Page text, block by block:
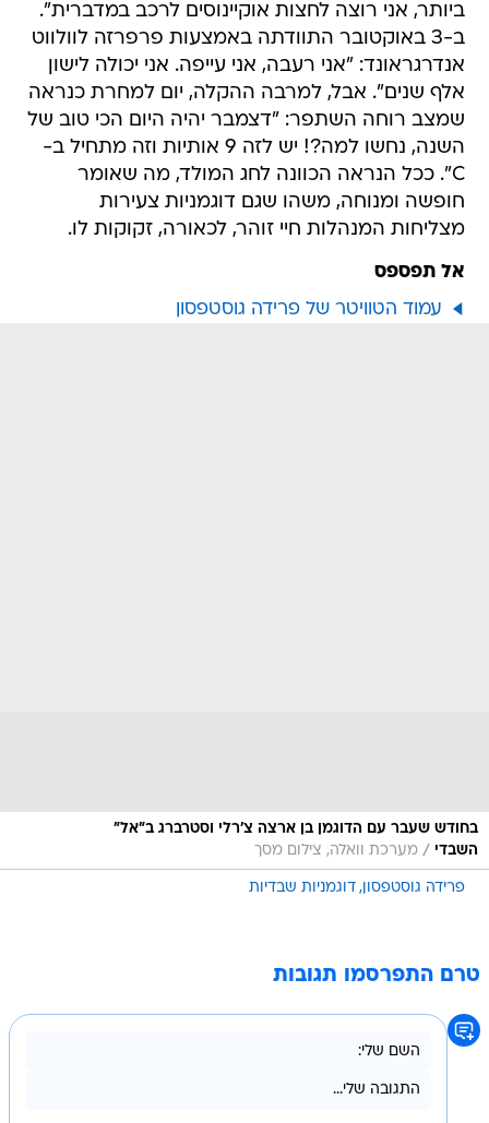
ביותר, אני רוצה לחצות אוקיינוסים לרכב במדברית".
ב-3 באוקטובר התוודתה באמצעות פרפרזה לוולווט
אנדרגראונד: "אני רעבה, אני עייפה. אני יכולה לישון
אלף שנים". אבל, למרבה ההקלה, יום למחרת כנראה
שמצב רוחה השתפר: "דצמבר יהיה היום הכי טוב של
השנה, נחשו למה?! יש לזה 9 אותיות וזה מתחיל ב-
C". ככל הנראה הכוונה לחג המולד, מה שאומר
חופשה ומנוחה, משהו שגם דוגמניות צעירות
מצליחות המנהלות חיי זוהר, לכאורה, זקוקות לו.
אל תפספס
עמוד הטוויטר של פרידה גוסטפסון
בחודש שעבר עם הדוגמן בן ארצה צ'רלי וסטרברג ב"אל"
השבדי / מערכת וואלה, צילום מסך
פרידה גוסטפסון דוגמניות שבדיות
טרם התפרסמו תגובות